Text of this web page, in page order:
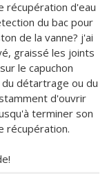
récupération d'eau
du bac pour
de la vanne? j'ai
graissé les joints
le capuchon
détartrage ou du
d'ouvrir
terminer son
récupération.